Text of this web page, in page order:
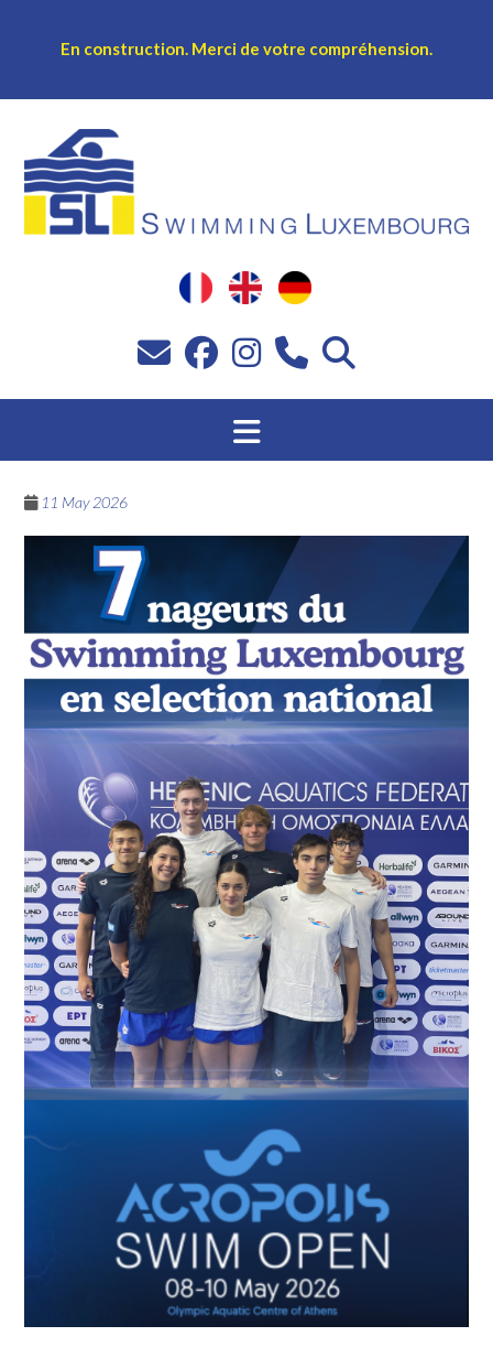
En construction. Merci de votre compréhension.
Inhalt
11 May 2026